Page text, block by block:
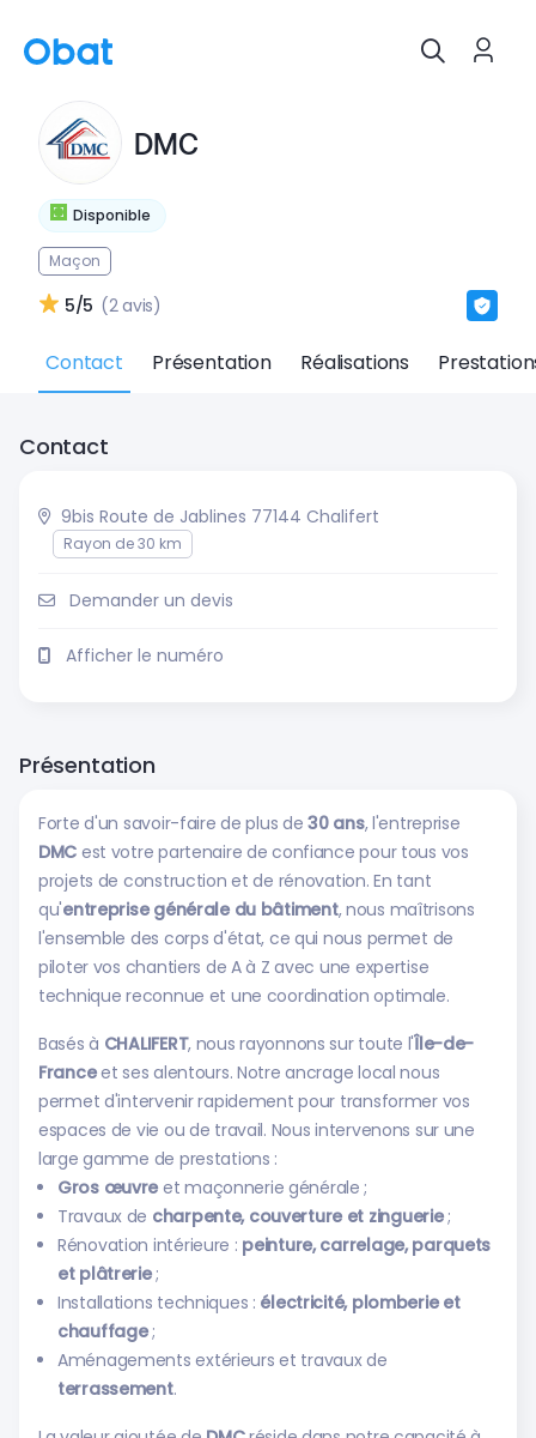
Disponible
DMC
Maçon
5/5 (2 avis)
Contact Présentation Réalisations
Contact
9bis Route de Jablines 77144 Chalifert
Rayon de 30 km
Demander un devis
Afficher le numéro
Présentation
Forte d'un savoir-faire de plus de30 ans, l'entreprise
DMC est votre partenaire de confiance pour tous vos
projets de construction et de rénovation. En tant
qu'entreprise générale du bâtiment, nous maîtrisons
l'ensemble des corps d'état, ce qui nous permet de
piloter vos chantiers de A à Z avec une expertise
technique reconnue et une coordination optimale.
Basés à CHALIFERT, nous rayonnons sur toute l'Île-de-
Franceet ses alentours. Notre ancrage local nous
permet d'intervenir rapidement pour transformer vos
espaces de vie ou de travail. Nous intervenons sur une
large gamme de prestations :
Gros œuvre et maçonnerie générale ;
Travaux de charpente, couverture et zinguerie;
Rénovation intérieure : peinture, carrelage, parquets
et plâtrerie;
Installations techniques : électricité, plomberie et
chauffage;
Aménagements extérieurs et travaux de
terrassement.